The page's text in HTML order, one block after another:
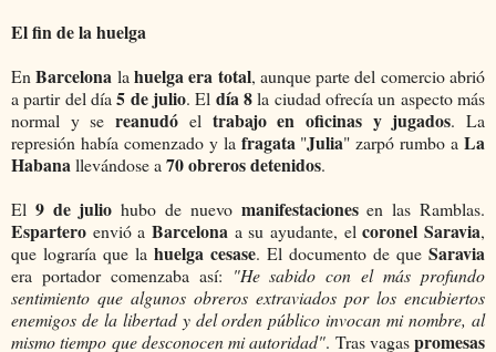
El fin de la huelga
EnBarcelona la huelga era total, aunque parte del comercio abrió
a partir del día5 de julio. El día 8la ciudad ofrecía un aspecto más
normal y sereanudó el trabajo en oficinas y jugados. La
represión había comenzado y la fragata "Julia" zarpó rumbo aLa
Habana llevándose a 70 obreros detenidos.
El 9 de julio hubo de nuevo manifestacionesen las Ramblas.
Espartero envió aBarcelona a su ayudante, elcoronel Saravia,
que lograría que la huelga cesase. El documento de que Saravia
era portador comenzaba así: "He sabido con el más profundo
sentimiento que algunos obreros extraviados por los encubiertos
enemigos de la libertad y del orden público invocan mi nombre, al
mismo tiempo que desconocen mi autoridad". Tras vagaspromesas